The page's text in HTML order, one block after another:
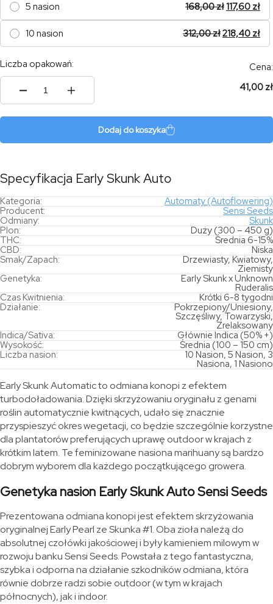
5 nasion 168,00zł117,60 zł
10 nasion 312,00zł218,40 zł
Liczba opakowań:
ilość
Cena:
41,00 zł
Dodaj do koszyka
Specyfikacja Early Skunk Auto
Kategoria:
Automaty (Autoflowering)
Producent:
Sensi Seeds
Odmiany:
Skunk
Plon:
Duży (300 – 450 g)
THC:
Średnia 6-15%
CBD:
Niska
Smak/Zapach:
Drzewiasty, Kwiatowy,
Ziemisty
Genetyka:
Early Skunk x Unknown
Ruderalis
Czas Kwitnienia:
Krótki 6-8 tygodni
Działanie:
Pokrzepiony/Uniesiony,
Szczęśliwy, Towarzyski,
Zrelaksowany
Indica/Sativa:
Głównie Indica (50% +)
Wysokość:
Średnia (100 – 150 cm)
Liczba nasion:
10 Nasion, 5 Nasion, 3
Nasiona, 1 Nasiono
Early Skunk Automatic to odmiana konopi z efektem
turbodoładowania. Dzięki skrzyżowaniu oryginału z genami
roślin automatycznie kwitnących, udało się znacznie
przyspieszyć okres wegetacji, co będzie szczególnie korzystne
dla plantatorów preferujących uprawę outdoor w krajach z
krótkim latem. Te feminizowane nasiona marihuany są bardzo
dobrym wyborem dla każdego początkującego growera.
Genetyka nasion Early Skunk Auto Sensi Seeds
Prezentowana odmiana konopi jest efektem skrzyżowania
oryginalnej Early Pearl ze Skunka #1. Oba zioła należą do
absolutnej czołówki jakościowej i były kamieniem milowym w
rozwoju banku Sensi Seeds. Powstała z tego fantastyczna,
szybka i odporna na działanie szkodników odmiana, która
równie dobrze radzi sobie outdoor (w tym w krajach
północnych), jak i indoor.